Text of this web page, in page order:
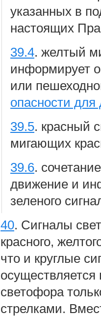
указанных в
настоящих
39.4. желтый
информирует о
или
опасности
39.5. красный
мигающих
39.6.
движение и
зеленого
40. Сигналы
красного,
что и круглые
светофора
стрелками.